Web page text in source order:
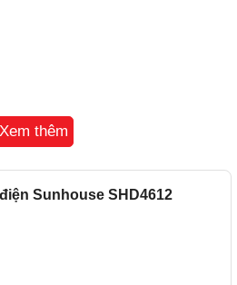
TIỆN DI CHUYỂN
minh
lắp đặt và sử dụng trong không
Các chi tiết thiết kế được bố trí
Xem thêm
Sunhouse SHD4612